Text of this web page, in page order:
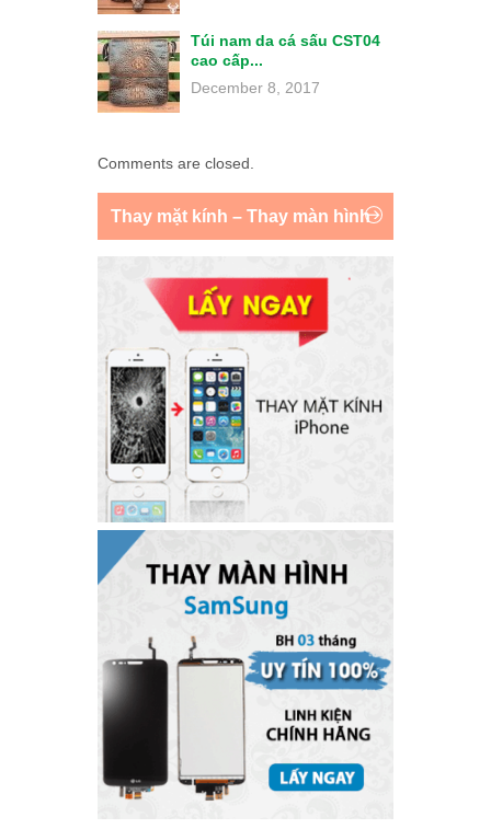
Túi nam da cá sấu CST04
cao cấp...
December 8, 2017
Comments are closed.
Thay mặt kính – Thay màn hình